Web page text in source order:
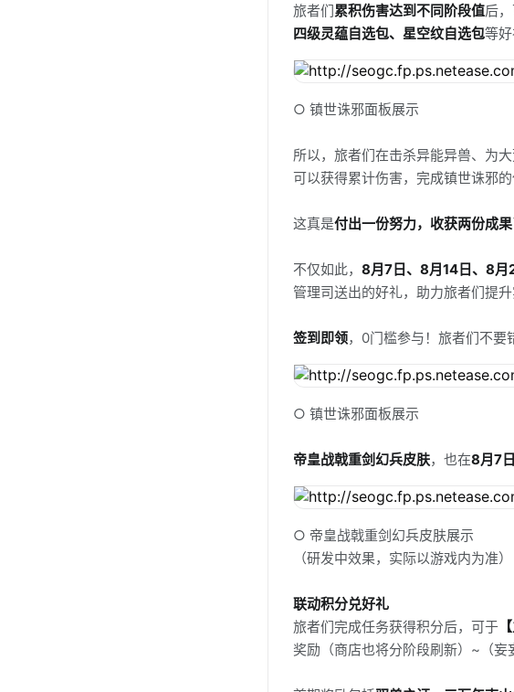
旅者们累积伤害达到不同阶段值后
四级灵蕴自选包、星空纹自选包等好
○ 镇世诛邪面板展示
所以，旅者们在击杀异能异兽、为
可以获得累计伤害，完成镇世诛邪的
这真是付出一份努力，收获两份成果
不仅如此，8月7日、8月14日、8月
管理司送出的好礼，助力旅者们提
签到即领，0门槛参与！旅者们不要
○ 镇世诛邪面板展示
帝皇战戟重剑幻兵皮肤，也在8月7
○ 帝皇战戟重剑幻兵皮肤展示
（研发中效果，实际以游戏内为准）
联动积分兑好礼
旅者们完成任务获得积分后，可于
奖励（商店也将分阶段刷新）~（妄